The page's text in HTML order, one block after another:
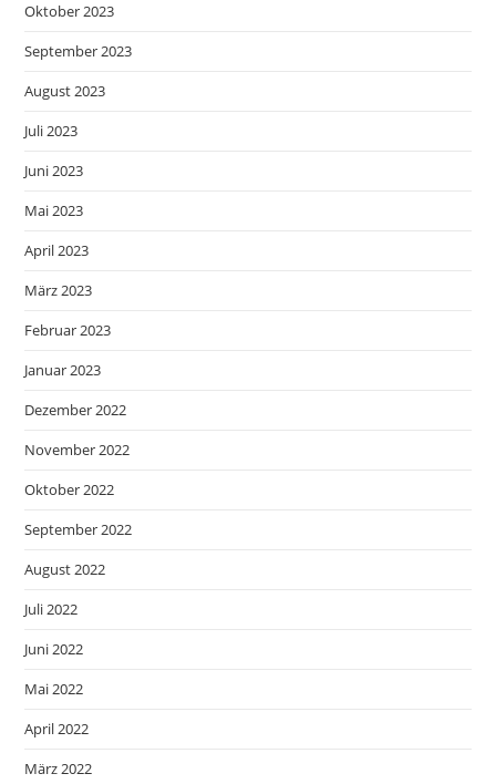
Oktober 2023
September 2023
August 2023
Juli 2023
Juni 2023
Mai 2023
April 2023
März 2023
Februar 2023
Januar 2023
Dezember 2022
November 2022
Oktober 2022
September 2022
August 2022
Juli 2022
Juni 2022
Mai 2022
April 2022
März 2022